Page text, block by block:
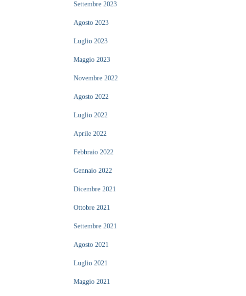
Settembre 2023
Agosto 2023
Luglio 2023
Maggio 2023
Novembre 2022
Agosto 2022
Luglio 2022
Aprile 2022
Febbraio 2022
Gennaio 2022
Dicembre 2021
Ottobre 2021
Settembre 2021
Agosto 2021
Luglio 2021
Maggio 2021